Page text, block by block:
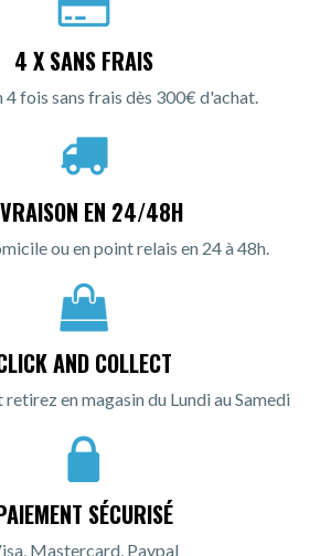
4 X SANS FRAIS
4 fois sans frais dès 300€ d'achat.
EN 24/48H
ou en point relais en 24 à 48h.
AND COLLECT
retirez en magasin du Lundi au Samedi
SÉCURISÉ
Mastercard, Paypal